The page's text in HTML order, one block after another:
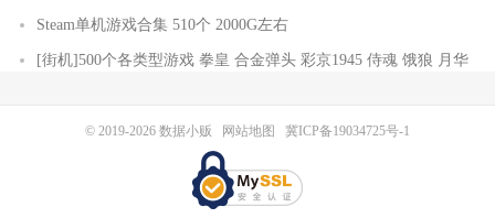
Steam单机游戏合集 510个 2000G左右
[街机]500个各类型游戏 拳皇 合金弹头 彩京1945 侍魂 饿狼 月华
© 2019-2026 数据小贩 网站地图 冀ICP备19034725号-1